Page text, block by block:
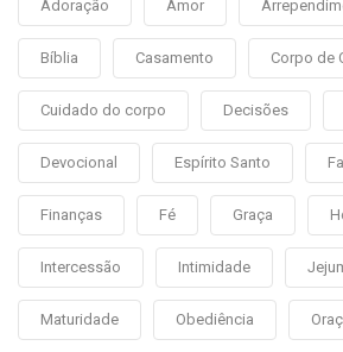
Adoração Amor
Bíblia Casamento Corpo de
Cuidado do corpo Decisões
Devocional Espírito Santo
Finanças Fé Graça
Intercessão Intimidade
Maturidade Obediência